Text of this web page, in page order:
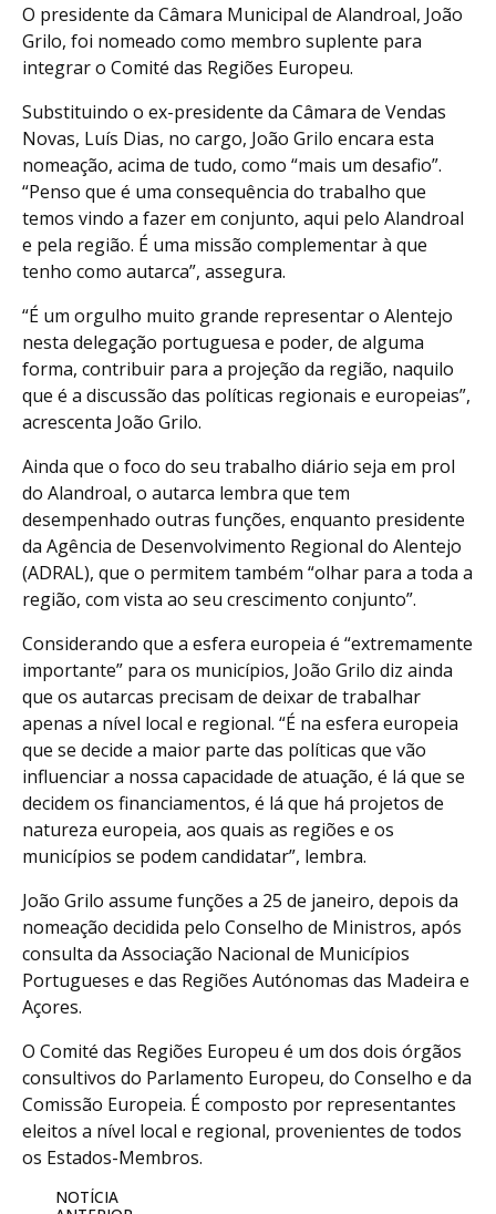
O presidente da Câmara Municipal de Alandroal, João
Grilo, foi nomeado como membro suplente para
integrar o Comité das Regiões Europeu.
Substituindo o ex-presidente da Câmara de Vendas
Novas, Luís Dias, no cargo, João Grilo encara esta
nomeação, acima de tudo, como “mais um desafio”.
“Penso que é uma consequência do trabalho que
temos vindo a fazer em conjunto, aqui pelo Alandroal
e pela região. É uma missão complementar à que
tenho como autarca”, assegura.
“É um orgulho muito grande representar o Alentejo
nesta delegação portuguesa e poder, de alguma
forma, contribuir para a projeção da região, naquilo
que é a discussão das políticas regionais e europeias”,
acrescenta João Grilo.
Ainda que o foco do seu trabalho diário seja em prol
do Alandroal, o autarca lembra que tem
desempenhado outras funções, enquanto presidente
da Agência de Desenvolvimento Regional do Alentejo
(ADRAL), que o permitem também “olhar para a toda a
região, com vista ao seu crescimento conjunto”.
Considerando que a esfera europeia é “extremamente
importante” para os municípios, João Grilo diz ainda
que os autarcas precisam de deixar de trabalhar
apenas a nível local e regional. “É na esfera europeia
que se decide a maior parte das políticas que vão
influenciar a nossa capacidade de atuação, é lá que se
decidem os financiamentos, é lá que há projetos de
natureza europeia, aos quais as regiões e os
municípios se podem candidatar”, lembra.
João Grilo assume funções a 25 de janeiro, depois da
nomeação decidida pelo Conselho de Ministros, após
consulta da Associação Nacional de Municípios
Portugueses e das Regiões Autónomas das Madeira e
Açores.
O Comité das Regiões Europeu é um dos dois órgãos
consultivos do Parlamento Europeu, do Conselho e da
Comissão Europeia. É composto por representantes
eleitos a nível local e regional, provenientes de todos
os Estados-Membros.
NOTÍCIA